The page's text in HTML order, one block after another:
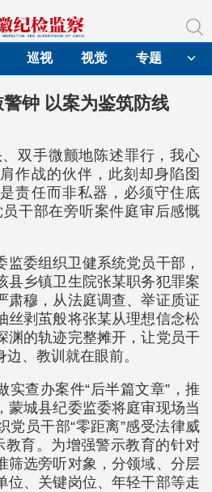
巡视 视觉 专题
钟 以案为鉴筑防线
双手微颤地陈述罪行，我心
作战的伙伴，此刻却身陷囹
责任而非私器，必须守住底
干部在旁听案件庭审后感慨
监委组织卫健系统党员干部，
县乡镇卫生院张某职务犯罪案
肃穆，从法庭调查、举证质证
丝剥茧般将张某从理想信念松
渊的轨迹完整摊开，让党员干
、教训就在眼前。
实查办案件“后半篇文章”，推
蒙城县纪委监委将庭审现场当
党员干部“零距离”感受法律威
教育。为增强警示教育的针对
筛选旁听对象，分领域、分层
位、关键岗位、年轻干部等走